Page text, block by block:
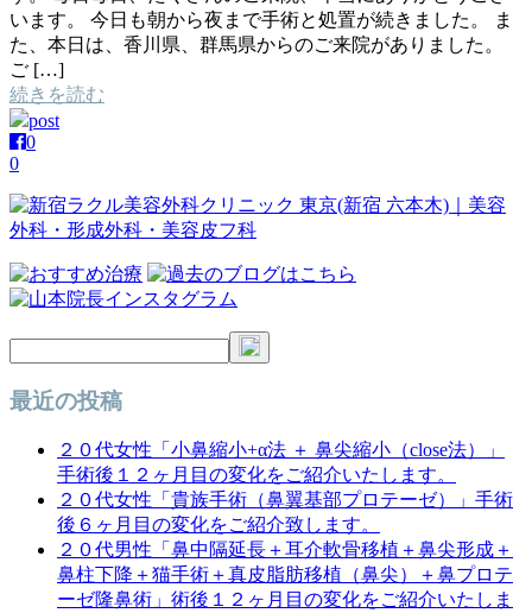
います。 今日も朝から夜まで手術と処置が続きました。 ま
た、本日は、香川県、群馬県からのご来院がありました。
ご […]
続きを読む
post
0
0
最近の投稿
２０代女性「小鼻縮小+α法 ＋ 鼻尖縮小（close法）」
手術後１２ヶ月目の変化をご紹介いたします。
２０代女性「貴族手術（鼻翼基部プロテーゼ）」手術
後６ヶ月目の変化をご紹介致します。
２０代男性「鼻中隔延長＋耳介軟骨移植＋鼻尖形成＋
鼻柱下降＋猫手術＋真皮脂肪移植（鼻尖）＋鼻プロテ
ーゼ隆鼻術」術後１２ヶ月目の変化をご紹介いたしま